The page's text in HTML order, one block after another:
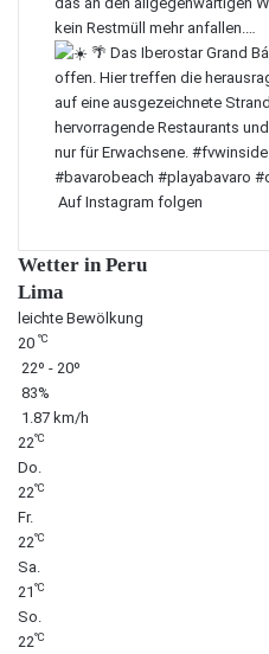
Auf Instagram folgen
Wetter in Peru
Lima
leichte Bewölkung
20 ℃
22º - 20º
83%
1.87 km/h
22℃
Do.
22℃
Fr.
22℃
Sa.
21℃
So.
22℃